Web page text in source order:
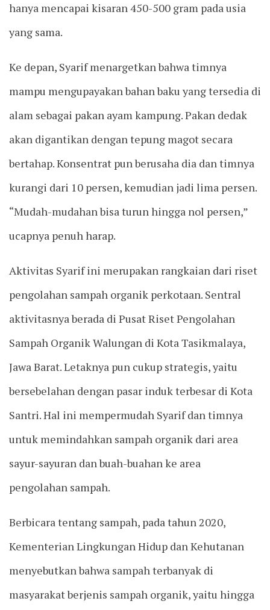
hanya mencapai kisaran 450-500 gram pada usia
yang sama.
Ke depan, Syarif menargetkan bahwa timnya
mampu mengupayakan bahan baku yang tersedia di
alam sebagai pakan ayam kampung. Pakan dedak
akan digantikan dengan tepung magot secara
bertahap. Konsentrat pun berusaha dia dan timnya
kurangi dari 10 persen, kemudian jadi lima persen.
“Mudah-mudahan bisa turun hingga nol persen,”
ucapnya penuh harap.
Aktivitas Syarif ini merupakan rangkaian dari riset
pengolahan sampah organik perkotaan. Sentral
aktivitasnya berada di Pusat Riset Pengolahan
Sampah Organik Walungan di Kota Tasikmalaya,
Jawa Barat. Letaknya pun cukup strategis, yaitu
bersebelahan dengan pasar induk terbesar di Kota
Santri. Hal ini mempermudah Syarif dan timnya
untuk memindahkan sampah organik dari area
sayur-sayuran dan buah-buahan ke area
pengolahan sampah.
Berbicara tentang sampah, pada tahun 2020,
Kementerian Lingkungan Hidup dan Kehutanan
menyebutkan bahwa sampah terbanyak di
masyarakat berjenis sampah organik, yaitu hingga